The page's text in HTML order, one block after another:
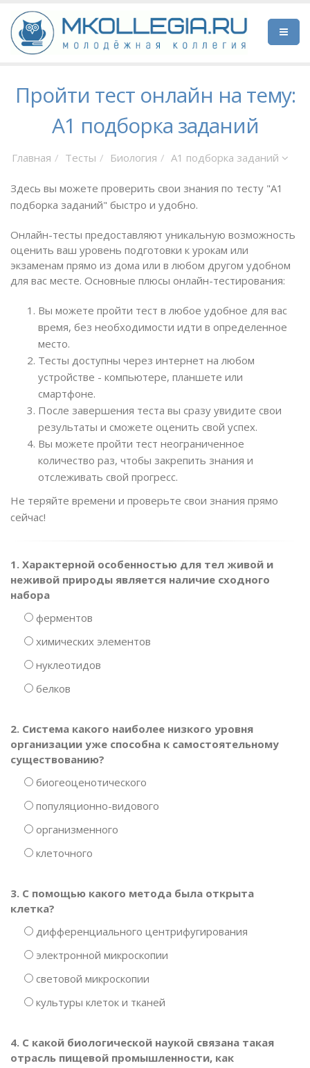
Пройти тест онлайн на тему:
А1 подборка заданий
Главная Тесты Биология А1 подборка заданий
Здесь вы можете проверить свои знания по тесту "А1
подборка заданий" быстро и удобно.
Онлайн-тесты предоставляют уникальную возможность
оценить ваш уровень подготовки к урокам или
экзаменам прямо из дома или в любом другом удобном
для вас месте. Основные плюсы онлайн-тестирования:
Вы можете пройти тест в любое удобное для вас
время, без необходимости идти в определенное
место.
Тесты доступны через интернет на любом
устройстве - компьютере, планшете или
смартфоне.
После завершения теста вы сразу увидите свои
результаты и сможете оценить свой успех.
Вы можете пройти тест неограниченное
количество раз, чтобы закрепить знания и
отслеживать свой прогресс.
Не теряйте времени и проверьте свои знания прямо
сейчас!
1. Характерной особенностью для тел живой и
неживой природы является наличие сходного
набора
ферментов
химических элементов
нуклеотидов
белков
2. Система какого наиболее низкого уровня
организации уже способна к самостоятельному
существованию?
биогеоценотического
популяционно-видового
организменного
клеточного
3. С помощью какого метода была открыта
клетка?
дифференциального центрифугирования
электронной микроскопии
световой микроскопии
культуры клеток и тканей
4. С какой биологической наукой связана такая
отрасль пищевой промышленности, как